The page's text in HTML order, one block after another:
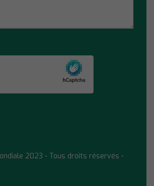
2023 - Tous droits réservés -